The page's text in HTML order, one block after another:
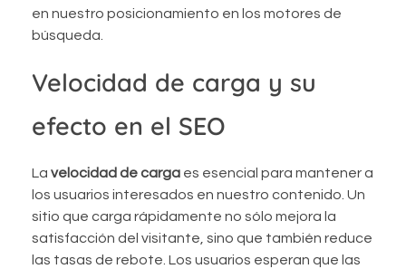
en nuestro posicionamiento en los motores de
búsqueda.
Velocidad de carga y su
efecto en el SEO
La velocidad de carga es esencial para mantener a
los usuarios interesados en nuestro contenido. Un
sitio que carga rápidamente no sólo mejora la
satisfacción del visitante, sino que también reduce
las tasas de rebote. Los usuarios esperan que las